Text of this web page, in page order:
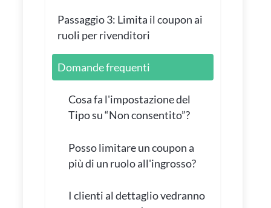
Passaggio 3: Limita il coupon ai
ruoli per rivenditori
Domande frequenti
Cosa fa l'impostazione del
Tipo su “Non consentito”?
Posso limitare un coupon a
più di un ruolo all'ingrosso?
I clienti al dettaglio vedranno